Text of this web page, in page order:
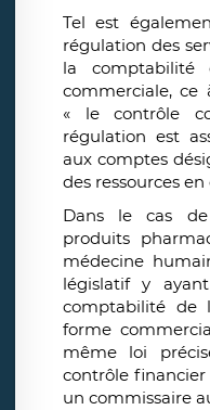
Tel est
régulation des
la
commerciale,
« le contrôle
régulation est
aux comptes
des ressources en
Dans le cas
produits
médecine
législatif y
comptabilité de
forme
même loi
contrôle financier
un commissaire